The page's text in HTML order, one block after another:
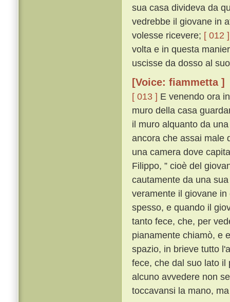
sua casa divideva da
vedrebbe il giovane in
volesse ricevere; [ 012 ]
volta e in questa
uscisse da dosso al
[Voice: fiammetta ]
[ 013 ] E venendo ora
muro della casa
il muro alquanto da
ancora che assai male
una camera dove
Filippo, ” cioè del
cautamente da una
veramente il giovane
spesso, e quando il
tanto fece, che, per
pianamente chiamò, e
spazio, in brieve tutto
fece, che dal suo lato il
alcuno avvedere non
toccavansi la mano,